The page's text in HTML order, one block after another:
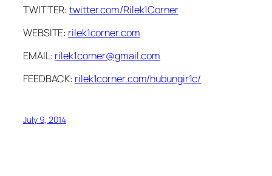
TWITTER:twitter.com/Rilek1Corner
WEBSITE: rilek1corner.com
EMAIL: rilek1corner@gmail.com
FEEDBACK: rilek1corner.com/hubungir1c/
July 9, 2014